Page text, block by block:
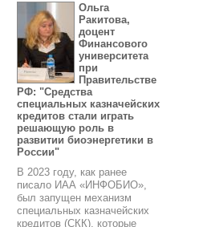
Ольга
Ракитова,
доцент
Финансового
университета
при
Правительстве
РФ: "Средства
специальных казначейских
кредитов стали играть
решающую роль в
развитии биоэнергетики в
России"
В 2023 году, как ранее
писало ИАА «ИНФОБИО»,
был запущен механизм
специальных казначейских
кредитов (СКК), которые